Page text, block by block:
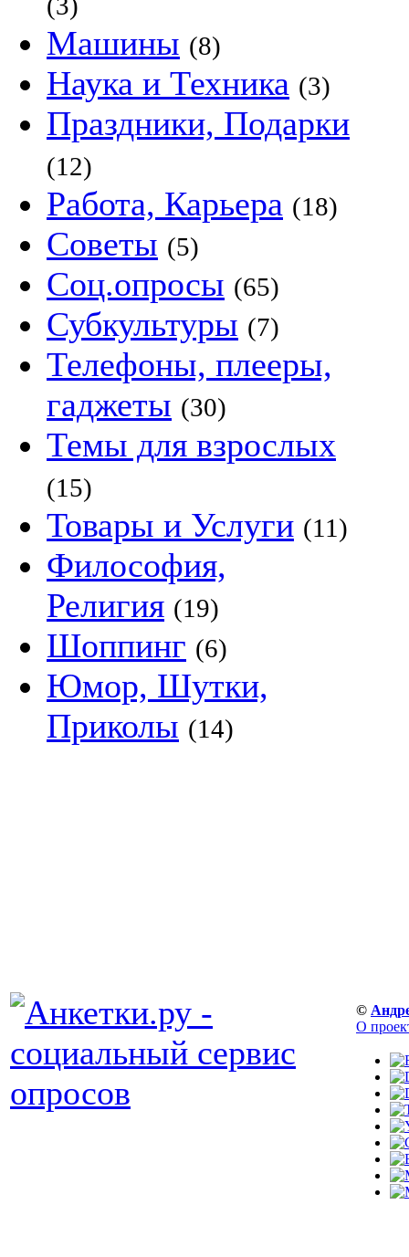
Машины (8)
Наука и Техника (3)
Праздники, Подарки
(12)
Работа, Карьера (18)
Советы (5)
Соц.опросы (65)
Субкультуры (7)
Телефоны, плееры,
гаджеты (30)
Темы для взрослых
(15)
Товары и Услуги (11)
Философия,
Религия (19)
Шоппинг (6)
Юмор, Шутки,
Приколы (14)
©
О